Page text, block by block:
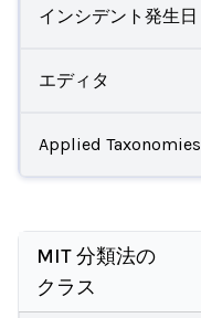
インシデント発生日
エディタ
Applied Taxonomies
MIT 分類法の
クラス